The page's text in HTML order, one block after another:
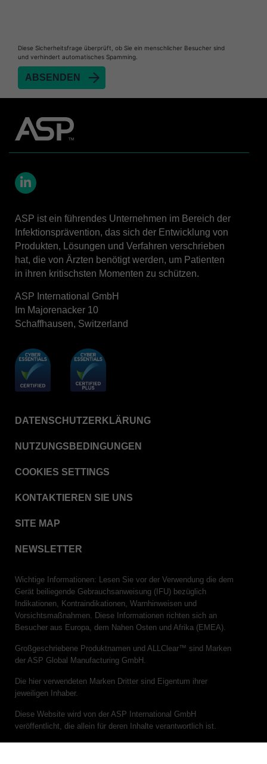
PRESEPT™ Effervescent Disinfectant Tablets
SEALSURE™ Chemical Indicator Tape
SEALSURE™ Steam Indicator Tape
STERRAD™ Chemical Indicator Strips
STERRAD NX™ System with ALLClear™
STERRAD™ 100NX Cassettes
STERRAD™ System Cassettes Collection Box
STERRAD SI™ 100 System
STERRAD™ 100S System
STERRAD™ 100S Cassettes
Thermal Printer Paper Mini Reader
TYVEK
Pouch with STERRAD™ Chemical
Indicator
STERRAD VELOCITY™ Biological Indicator (BI)/
STERRAD VELOCITY™ BI Activator
VERISURE™ Bowie-Dick Test Card (Refill)
VERISURE™ Steam Type 5 Migrating Integrator
w/ Extender
VERISURE™ Steam Type 5 Migrating Integrator /
PCD
VERISURE™ Steam Type 4 Multi-Variable CI
VERISURE™ Type 5 Ink Integrator
VERISURE™ VH202 Type 4 Multi-Variable CI
Diese Sicherheitsfrage überprüft, ob Sie ein menschlicher Besucher sind
und verhindert automatisches Spamming.
ASP ist ein führendes Unternehmen im Bereich der
Infektionsprävention, das sich der Entwicklung von
Produkten, Lösungen und Verfahren verschrieben
hat, die von Ärzten benötigt werden, um Patienten
in ihren kritischsten Momenten zu schützen.
ASP International GmbH
Im Majorenacker 10
Schaffhausen, Switzerland
DATENSCHUTZERKLÄRUNG
NUTZUNGSBEDINGUNGEN
COOKIES SETTINGS
KONTAKTIEREN SIE UNS
SITE MAP
NEWSLETTER
Wichtige Informationen: Lesen Sie vor der Verwendung die dem
Gerät beiliegende Gebrauchsanweisung (IFU) bezüglich
Indikationen, Kontraindikationen, Warnhinweisen und
Vorsichtsmaßnahmen. Diese Informationen richten sich an
Besucher aus Europa, dem Nahen Osten und Afrika (EMEA).
Großgeschriebene Produktnamen und ALLClear™ sind Marken
der ASP Global Manufacturing GmbH.
Die hier verwendeten Marken Dritter sind Eigentum ihrer
jeweiligen Inhaber.
Diese Website wird von der ASP International GmbH
veröffentlicht, die allein für deren Inhalte verantwortlich ist.